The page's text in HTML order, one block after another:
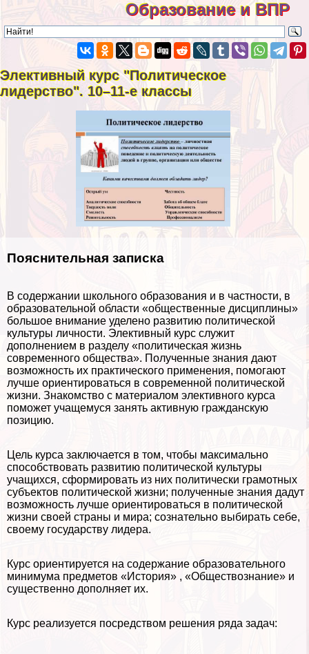
Образование и ВПР
Элективный курс "Политическое
лидерство". 10–11-е классы
Пояснительная записка
В содержании школьного образования и в частности, в
образовательной области «общественные дисциплины»
большое внимание уделено развитию политической
культуры личности. Элективный курс служит
дополнением в разделу «политическая жизнь
современного общества». Полученные знания дают
возможность их пpaктического применения, помогают
лучше ориентироваться в современной политической
жизни. Знакомство с материалом элективного курса
поможет учащемуся занять активную гражданскую
позицию.
Цель курса заключается в том, чтобы максимально
способствовать развитию политической культуры
учащихся, сформировать из них политически грамотных
субъектов политической жизни; полученные знания дадут
возможность лучше ориентироваться в политической
жизни своей страны и мира; сознательно выбирать себе,
своему государству лидера.
Курс ориентируется на содержание образовательного
минимума предметов «История» , «Обществознание» и
существенно дополняет их.
Курс реализуется посредством решения ряда задач: